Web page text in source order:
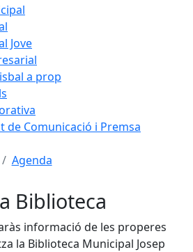
Jove
a prop
de Comunicació i Premsa
Agenda
Biblioteca
informació de les properes
la Biblioteca Municipal Josep